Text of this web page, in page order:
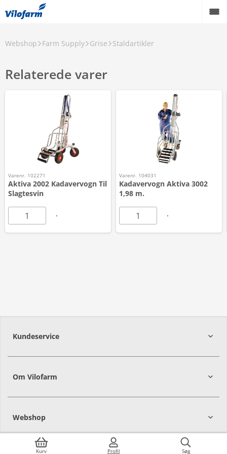
Kurv Profil Søg
Webshop Farm Supply Grise Staldartikler
Relaterede varer
Varenr. 102271
Aktiva 2002 Kadavervogn Til
Slagtesvin
Varenr. 104031
Kadavervogn Aktiva 3002
1,98 m.
Kundeservice
Om Vilofarm
Webshop